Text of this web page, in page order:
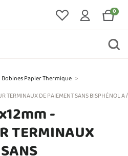
0
Bobines Papier Thermique >
DE PAIEMENT SANS BISPHÉNOL A
-
TERMINAUX